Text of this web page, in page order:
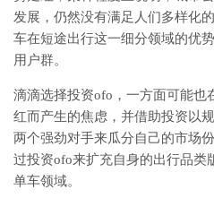
发展，仍然没有满足人们多样化
车在短途出行这一细分领域的优
用户群。
滴滴选择投资ofo，一方面可能也
红而产生的焦虑，并借助投资以
两个强劲对手来瓜分自己的市场
过投资ofo来扩充自身的出行品类
单车领域。